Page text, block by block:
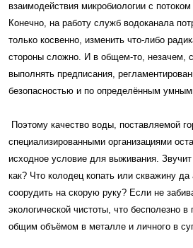
взаимодействия микробиологии с
Конечно, на работу служб водоканала
только косвенно, изменить что-либо
стороны сложно. И в общем-то, незачем,
выполнять предписания,
безопасностью и по определённым
Поэтому качество воды, поставляемой
специализированными организациями
исходное условие для выживания. Звучит
как? Что колодец копать или скважину да
соорудить на скорую руку? Если не
экологической чистоты, что бесполезно
общим объёмом в металле и личного в